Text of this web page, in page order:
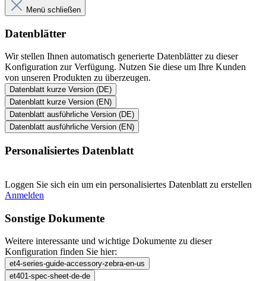
Anmelden
Sonstige Dokumente
Weitere interessante und wichtige Dokumente zu dieser
Konfiguration finden Sie hier:
et4-series-guide-accessory-zebra-en-us
et401-spec-sheet-de-de
et401-spec-sheet-en-us
Produktnavigation
RUG Service
Zuletzt angesehene Produkte
Technische Daten
Beschreibung
RUG Service
Downloads